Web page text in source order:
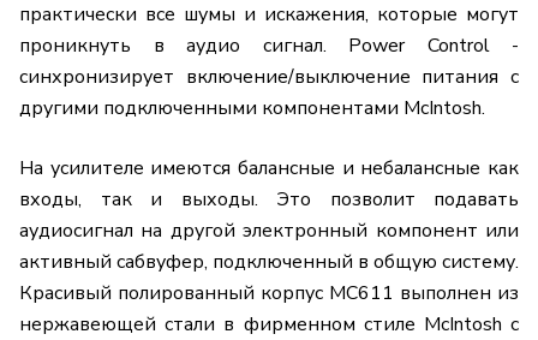
практически все шумы и искажения, которые могут
проникнуть в аудио сигнал. Power Control -
синхронизирует включение/выключение питания с
другими подключенными компонентами McIntosh.
На усилителе имеются балансные и небалансные как
входы, так и выходы. Это позволит подавать
аудиосигнал на другой электронный компонент или
активный сабвуфер, подключенный в общую систему.
Красивый полированный корпус MC611 выполнен из
нержавеющей стали в фирменном стиле McIntosh с